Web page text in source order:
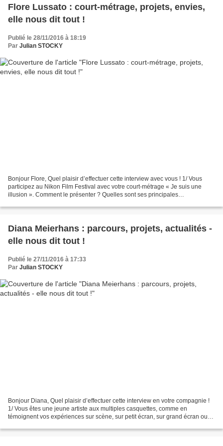
Flore Lussato : court-métrage, projets, envies,
elle nous dit tout !
Publié le 28/11/2016 à 18:19
Par Julian STOCKY
Bonjour Flore, Quel plaisir d’effectuer cette interview avec vous ! 1/ Vous
participez au Nikon Film Festival avec votre court-métrage « Je suis une
illusion ». Comment le présenter ? Quelles sont ses principales
Diana Meierhans : parcours, projets, actualités -
elle nous dit tout !
Publié le 27/11/2016 à 17:33
Par Julian STOCKY
Bonjour Diana, Quel plaisir d’effectuer cette interview en votre compagnie !
1/ Vous êtes une jeune artiste aux multiples casquettes, comme en
témoignent vos expériences sur scène, sur petit écran, sur grand écran ou